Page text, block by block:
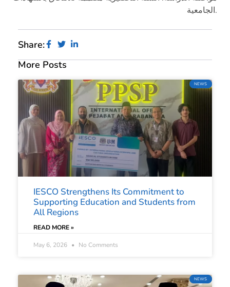
الجامعية.
Share:
More Posts
NEWS
IESCO Strengthens Its Commitment to
Supporting Education and Students from
All Regions
READ MORE »
May 6, 2026 No Comments
NEWS